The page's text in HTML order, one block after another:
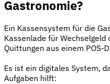
Gastronomie?
Ein Kassensystem für die
Kassenlade für
Quittungen aus einem POS-
Es ist ein digitales System,
Aufgaben hilft: